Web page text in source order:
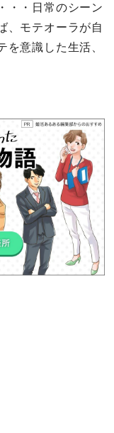
・・日常のシーン
、モテオーラが自
意識した生活、